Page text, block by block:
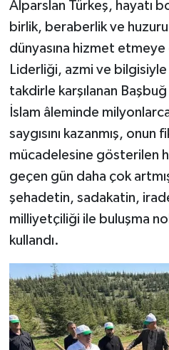
Alparslan Türkeş, hayatı
birlik, beraberlik ve
dünyasına hizmet
Liderliği, azmi ve
takdirle karşılanan
İslam âleminde
saygısını kazanmış, onun
mücadelesine gösterilen
geçen gün daha çok
şehadetin, sadakatin,
milliyetçiliği ile buluşma
kullandı.